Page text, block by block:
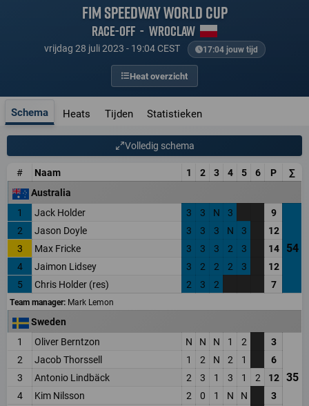
FIM Speedway World Cup
Race-off - Wroclaw
vrijdag 28 juli 2023 - 19:04 CEST 17:04 jouw tijd
Heat overzicht
Schema Heats Tijden Statistieken
Volledig schema
# Naam 1 2 3 4 5 6 P
∑
Australia
1
Jack Holder 3 3 N 3 9
54
2 Jason Doyle 3 3 3 N 3
12
3
Max Fricke 3 3 3 2 3
14
4
Jaimon Lidsey 3 2 2 2 3
12
5
Chris Holder (res) 2 3 2 7
Team manager: Mark Lemon
Sweden
1
Oliver Berntzon N N N 1 2 3
35
2 Jacob Thorssell 1 2 N 2 1
6
3
Antonio Lindbäck 2 3 1 3 1 2
12
4
Kim Nilsson 2 0 1 N N
3